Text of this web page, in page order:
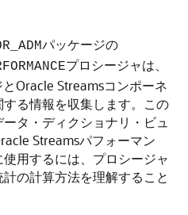
パッケージの
プロシージャは、
Oracle Streamsコンポーネ
る情報を収集します。この
タ・ディクショナリ・ビュ
Streamsパフォーマン
用するには、プロシージャ
の計算方法を理解すること